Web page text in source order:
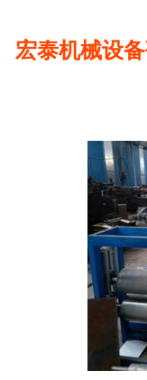
宏泰机械设